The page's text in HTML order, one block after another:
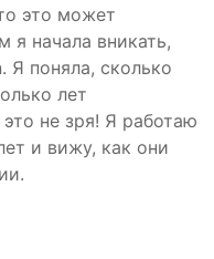
это может
я начала вникать,
Я поняла, сколько
лет
не зря! Я работаю
и вижу, как они